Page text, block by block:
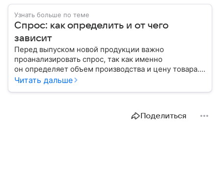
Узнать больше по теме
Спрос: как определить и от чего
зависит
Перед выпуском новой продукции важно
проанализировать спрос, так как именно
он определяет объем производства и цену товара.
С помощью эксперта расскажем, как рассчитать
Читать дальше
Поделиться